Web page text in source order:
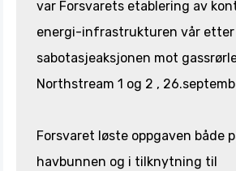
var Forsvarets etablering av
energi-infrastrukturen vår etter
sabotasjeaksjonen mot
Northstream 1 og 2 ,
Forsvaret løste oppgaven både
havbunnen og i tilknytning til